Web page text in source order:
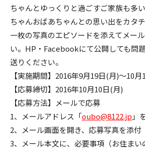
ちゃんとゆっくりと過ごすご家族も多
ちゃんおばあちゃんとの思い出をカタ
一枚の写真のエピソードを添えてメー
い。HP・Facebookにて公開しても問
送りください。
【実施期間】2016年9月19日(月)〜10
【応募締切】2016年10月10日(月)
【応募方法】メールで応募
1、メールアドレス「oubo@8122.jp 」
2、メール画面を開き、応募写真を添付
3、メール本文に、必要事項（お住ま